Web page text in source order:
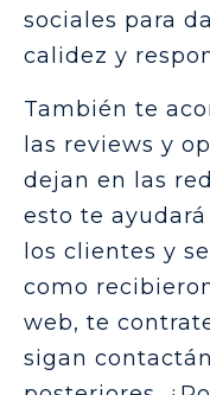
sociales para
calidez y
También te
las reviews y
dejan en las
esto te
los clientes y
como
web, te
sigan